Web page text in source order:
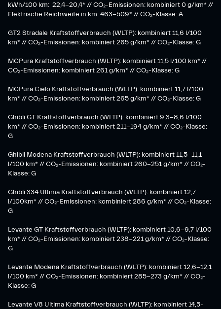
kWh/100 km: 22,4-20,4* // CO₂-Emissionen: kombiniert 0 g/km* //
Elektrische Reichweite in km: 463-509* // CO₂-Klasse: A
GT2 Stradale Kraftstoffverbrauch (WLTP): kombiniert 11,6 l/100
km* // CO₂-Emissionen: kombiniert 265 g/km* // CO₂-Klasse: G
MCPura Kraftstoffverbrauch (WLTP): kombiniert 11,5 l/100 km* //
CO₂-Emissionen: kombiniert 261 g/km* // CO₂-Klasse: G
MCPura Cielo Kraftstoffverbrauch (WLTP): kombiniert 11,7 l/100
km* // CO₂-Emissionen: kombiniert 265 g/km* // CO₂-Klasse: G
Ghibli GT Kraftstoffverbrauch (WLTP): kombiniert 9,3-8,6 l/100
km* // CO₂-Emissionen: kombiniert 211-194 g/km* // CO₂-Klasse:
G
Ghibli Modena Kraftstoffverbrauch (WLTP): kombiniert 11,5-11,1
l/100 km* // CO₂-Emissionen: kombiniert 260-251 g/km*​ // CO₂-
Klasse: G​
Ghibli 334 Ultima Kraftstoffverbrauch (WLTP): kombiniert 12,7
l/100km* // CO₂-Emissionen: kombiniert 286 g/km* // CO₂-Klasse:
G
Levante GT Kraftstoffverbrauch (WLTP): kombiniert 10,6-9,7 l/100
km* // CO₂-Emissionen: kombiniert 238-221 g/km* ​// CO₂-Klasse:
G​
Levante Modena Kraftstoffverbrauch (WLTP): kombiniert 12,6-12,1
l/100 km* // CO₂-Emissionen: kombiniert 285-273 g/km*​ // CO₂-
Klasse: G
​Levante V8 Ultima Kraftstoffverbrauch (WLTP): kombiniert 14,5-